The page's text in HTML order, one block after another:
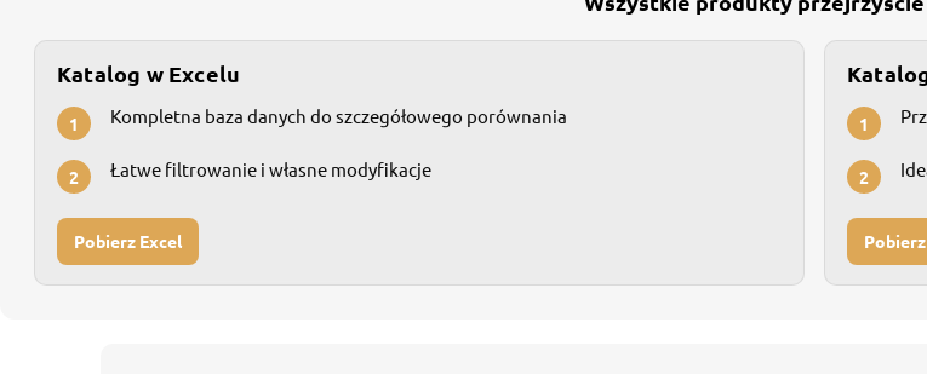
Katalog w Excelu
1 Kompletna baza danych do szczegółowego porównania
2 Łatwe filtrowanie i własne modyfikacje
Pobierz Excel
1
2